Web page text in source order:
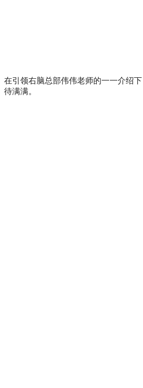
在引领右脑总部伟伟老师的一一介绍
待满满。